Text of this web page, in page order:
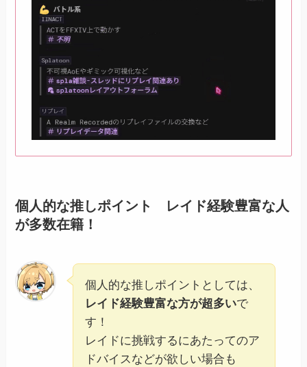
個人的な推しポイント レイド経験豊富な人
が多数在籍！
個人的な推しポイントとしては、
レイド経験豊富な方が超多いで
す！
レイドに挑戦するにあたってのア
ドバイスなどが欲しい場合も